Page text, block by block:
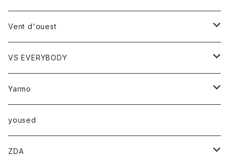
ベスト
時計
Vent d'ouest
ボトム
スカート
トップス
ベスト
VS EVERYBODY
トップス
Ｔシャツ
Yarmo
アウター
コート
小物
yoused
ZDA